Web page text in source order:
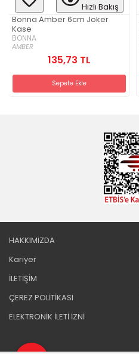
Hızlı Bakış
Bonna Amber 6cm Joker
Kase
BONNA
AMBER
135,73 TL
Sepete Ekle
HAKKIMIZDA
Kariyer
İLETİŞİM
ÇEREZ POLİTİKASI
ELEKTRONİK İLETİ İZNİ